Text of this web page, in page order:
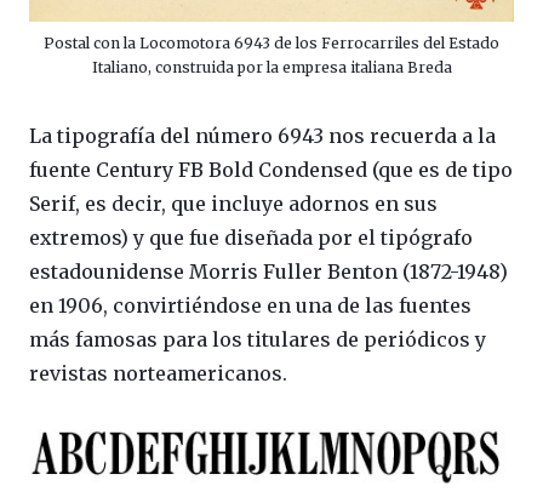
Postal con la Locomotora 6943 de los Ferrocarriles del Estado
Italiano, construida por la empresa italiana Breda
La tipografía del número 6943 nos recuerda a la
fuente Century FB Bold Condensed (que es de tipo
Serif, es decir, que incluye adornos en sus
extremos) y que fue diseñada por el tipógrafo
estadounidense Morris Fuller Benton (1872-1948)
en 1906, convirtiéndose en una de las fuentes
más famosas para los titulares de periódicos y
revistas norteamericanos.